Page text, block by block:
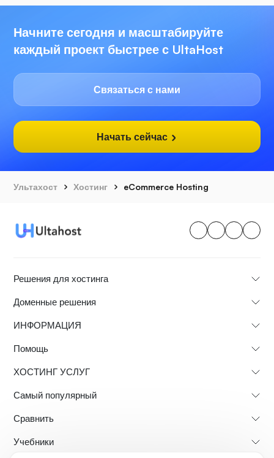
Начните сегодня и масштабируйте
каждый проект быстрее с UltaHost
Связаться с нами
Начать сейчас
Ультахост Хостинг eCommerce Hosting
Решения для хостинга
Доменные решения
ИНФОРМАЦИЯ
Помощь
ХОСТИНГ УСЛУГ
Самый популярный
Сравнить
Учебники